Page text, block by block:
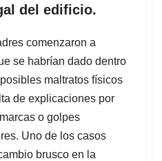
del edificio.
comenzaron a
se habrían dado dentro
maltratos físicos
de explicaciones por
o golpes
Uno de los casos
brusco en la